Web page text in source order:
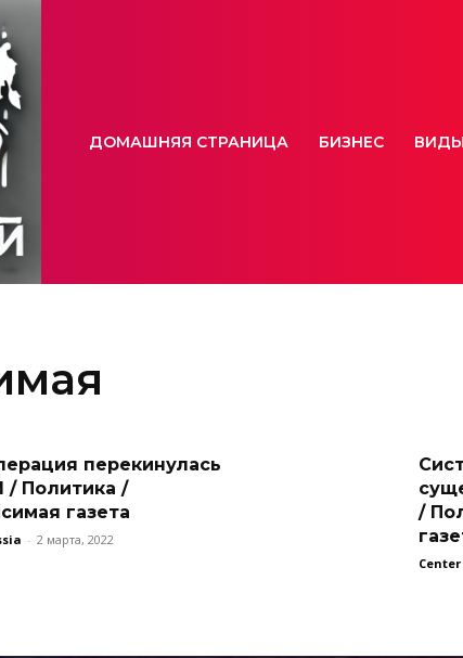
ДОМАШНЯЯ СТРАНИЦА БИЗНЕС
перекинулась
/ Политика /
газета
- 2 марта, 2022
/